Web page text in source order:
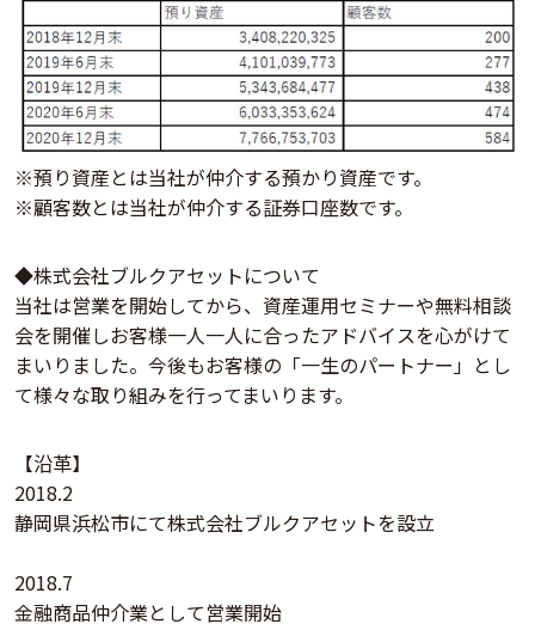
※預り資産とは当社が仲介する預かり資産です。
※顧客数とは当社が仲介する証券口座数です。
◆株式会社ブルクアセットについて
当社は営業を開始してから、資産運用セミナーや無料相談
会を開催しお客様一人一人に合ったアドバイスを心がけて
まいりました。今後もお客様の「一生のパートナー」とし
て様々な取り組みを行ってまいります。
【沿革】
2018.2
静岡県浜松市にて株式会社ブルクアセットを設立
2018.7
金融商品仲介業として営業開始